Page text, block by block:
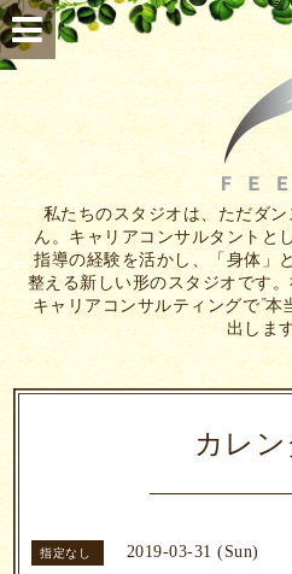
私たちのスタジオは、ただダ
ん。キャリアコンサルタントと
指導の経験を活かし、「身体」
整える新しい形のスタジオです
キャリアコンサルティングで”本
出しま
カレ
指定なし 2019-03-31 (Sun)